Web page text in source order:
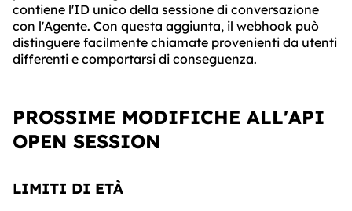
contiene l'ID unico della sessione di conversazione
con l'Agente. Con questa aggiunta, il webhook può
distinguere facilmente chiamate provenienti da utenti
differenti e comportarsi di conseguenza.
PROSSIME MODIFICHE ALL'API
OPEN SESSION
LIMITI DI ETÀ